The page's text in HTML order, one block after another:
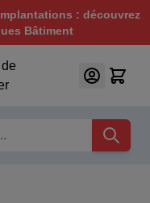
: découvrez
Bâtiment